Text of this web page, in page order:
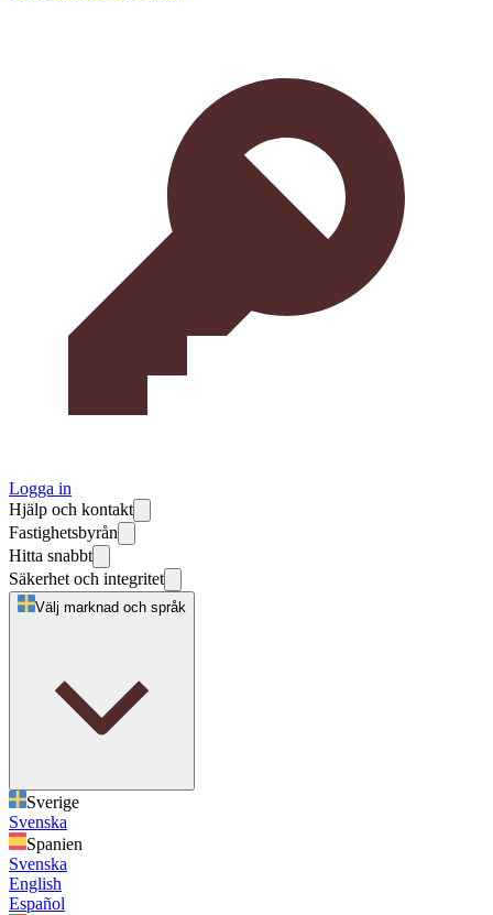
Logga in
Hjälp och kontakt
Fastighetsbyrån
Hitta snabbt
Säkerhet och integritet
Välj marknad och språk
Sverige
Svenska
Spanien
Svenska
English
Español